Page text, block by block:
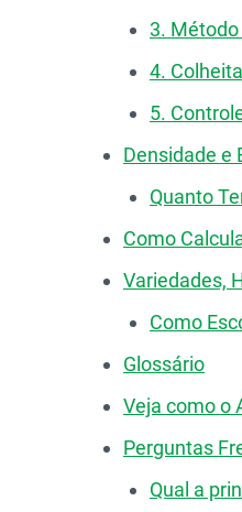
3.
4. Colheita
5.
Densidade e
Quanto
Como
Variedades,
Como
Glossário
Veja como o
Perguntas
Qual a